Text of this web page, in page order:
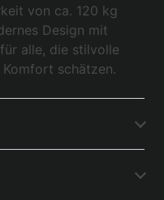
von ca. 120 kg
Design mit
alle, die stilvolle
schätzen.